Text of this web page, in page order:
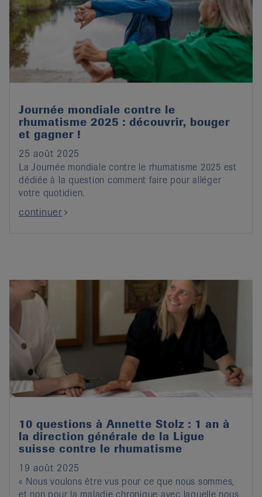
Journée mondiale contre le
rhumatisme 2025 : découvrir, bouger
et gagner !
25 août 2025
La Journée mondiale contre le rhumatisme 2025 est
dédiée à la question comment faire pour alléger
votre quotidien.
continuer
10 questions à Annette Stolz : 1 an à
la direction générale de la Ligue
suisse contre le rhumatisme
19 août 2025
« Nous voulons être vus pour ce que nous sommes,
et non pour la maladie chronique avec laquelle nous